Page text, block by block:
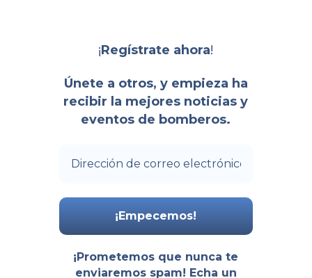
¡Regístrate ahora!
Únete a otros, y empieza ha
recibir la mejores noticias y
eventos de bomberos.
¡Prometemos que nunca te
enviaremos spam! Echa un